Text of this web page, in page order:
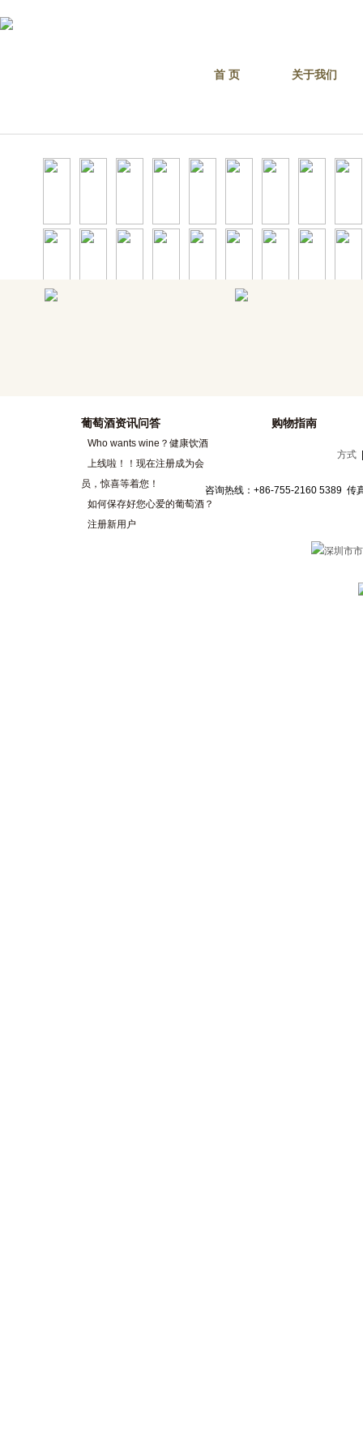
首 页 关于我们
葡萄酒资讯问答
Who wants wine？健康饮酒
上线啦！！现在注册成为会
员，惊喜等着您！
如何保存好您心爱的葡萄酒？
注册新用户
购物指南
方式
咨询热线：+86-755-2160 5389